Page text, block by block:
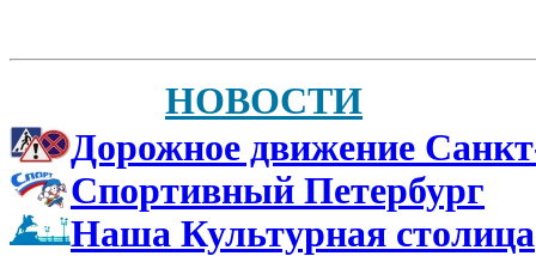
НОВОСТИ
Дорожное движение
Спортивный Петербург
Наша Культурная столица